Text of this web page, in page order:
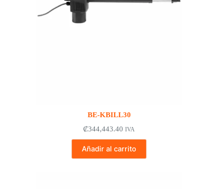
BE-KBILL30
₡344,443.40 IVA
Añadir al carrito